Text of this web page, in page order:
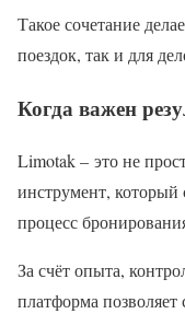
Такое сочетание
поездок, так и для
Когда важен
Limotak – это не
инструмент, который
процесс
За счёт опыта,
платформа позволяет